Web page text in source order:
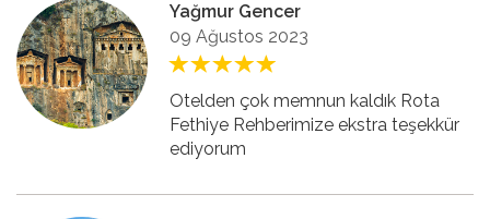
Yağmur Gencer
09 Ağustos 2023
Otelden çok memnun kaldık Rota
Fethiye Rehberimize ekstra teşekkür
ediyorum